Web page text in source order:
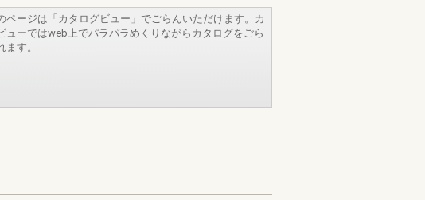
ページは「カタログビュー」でごらんいただけます。カ
ューではweb上でパラパラめくりながらカタログをごら
ます。